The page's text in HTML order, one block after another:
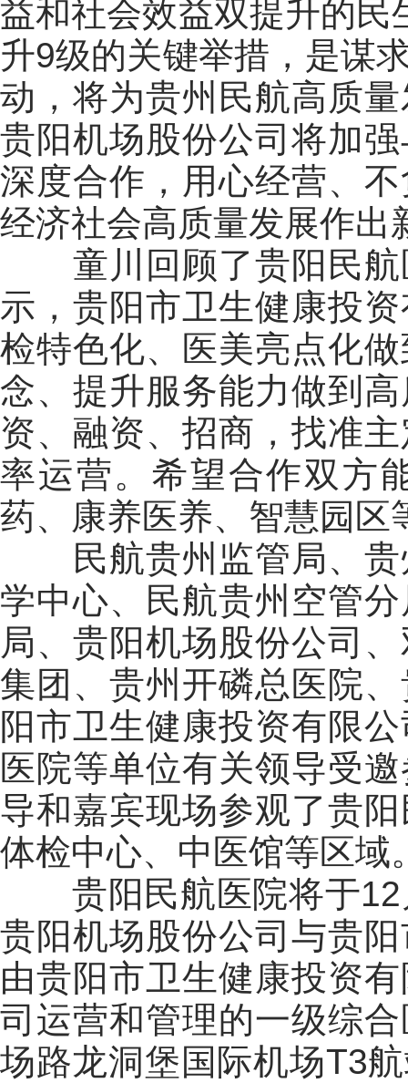
益和社会效益双提升的
升9级的关键举措，是谋
动，将为贵州民航高质
贵阳机场股份公司将加
深度合作，用心经营、
经济社会高质量发展作出
童川回顾了贵阳民
示，贵阳市卫生健康投资
检特色化、医美亮点化
念、提升服务能力做到
资、融资、招商，找准
率运营。希望合作双方
药、康养医养、智慧园区
民航贵州监管局、
学中心、民航贵州空管
局、贵阳机场股份公司
集团、贵州开磷总医院
阳市卫生健康投资有限
医院等单位有关领导受邀
导和嘉宾现场参观了贵
体检中心、中医馆等区域
贵阳民航医院将于
贵阳机场股份公司与贵
由贵阳市卫生健康投资
司运营和管理的一级综
场路龙洞堡国际机场T3